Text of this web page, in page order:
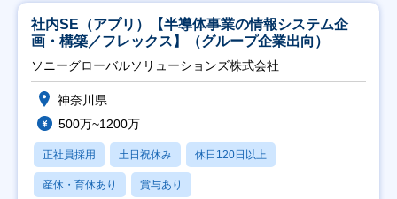
社内SE（アプリ）【半導体事業の情報システム企
画・構築／フレックス】（グループ企業出向）
ソニーグローバルソリューションズ株式会社
神奈川県
500万~1200万
正社員採用 土日祝休み 休日120日以上
産休・育休あり 賞与あり